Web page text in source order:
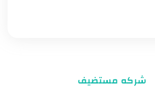
شركه مستضيف